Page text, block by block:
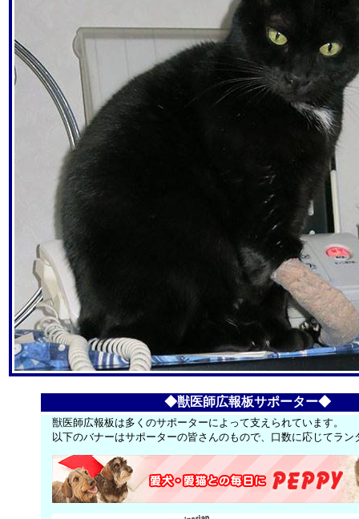
◆獣医師広報板サポーター◆
獣医師広報板は多くのサポーターによって支えられています。
以下のバナーはサポーターの皆さんのもので、口数に応じてラ